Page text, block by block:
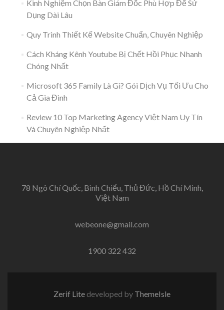
Kinh Nghiệm Chọn Bàn Giám Đốc Phù Hợp Để Sử
Dụng Dài Lâu
Quy Trình Thiết Kế Website Chuẩn, Chuyên Nghiệp
Cách Kháng Kênh Youtube Bị Chết Hồi Phục Nhanh
Chóng Nhất
Microsoft 365 Family Là Gì? Gói Dịch Vụ Tối Ưu Cho
Cả Gia Đình
Review 10 Top Marketing Agency Việt Nam Uy Tín
Và Chuyên Nghiệp Nhất
78 Ngô Chí Quốc, Bình Chiểu, Thủ Đức, Hồ Chí Minh,
Việt Nam
webeone@gmail.com
1900 322 432
Zerif Lite developed by ThemeIsle